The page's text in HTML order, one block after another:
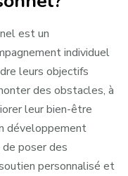
est un
individuel
leurs objectifs
des obstacles, à
leur bien-être
développement
poser des
personnalisé et